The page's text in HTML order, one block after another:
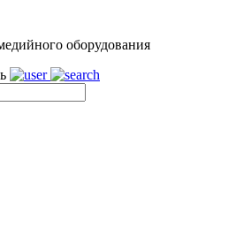
оборудования